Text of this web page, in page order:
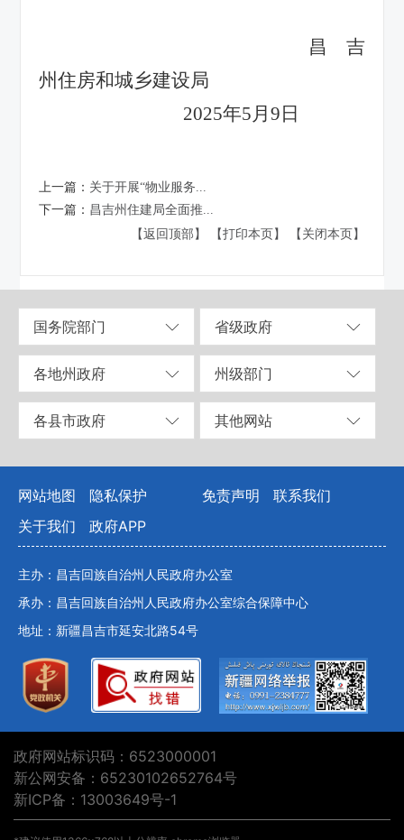
昌吉
州住房和城乡建设局
2025年5月9日
上一篇： 关于开展“物业服务...
下一篇： 昌吉州住建局全面推...
【返回顶部】
【打印本页】 【关闭本页】
国务院部门 省级政府
各地州政府 州级部门
各县市政府 其他网站
网站地图 隐私保护 免责声明
联系我们
关于我们
政府APP
主办：昌吉回族自治州人民政府办公室
承办：昌吉回族自治州人民政府办公室综合保障中心
地址：新疆昌吉市延安北路54号
政府网站标识码：6523000001
新公网安备：65230102652764号
新ICP备：13003649号-1